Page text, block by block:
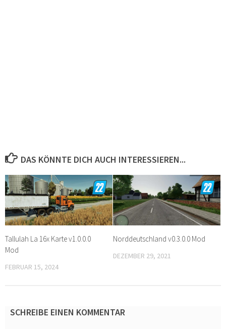
DAS KÖNNTE DICH AUCH INTERESSIEREN...
Tallulah La 16x Karte v1.0.0.0
Mod
FEBRUAR 15, 2024
Norddeutschland v0.3.0.0 Mod
DEZEMBER 29, 2021
SCHREIBE EINEN KOMMENTAR